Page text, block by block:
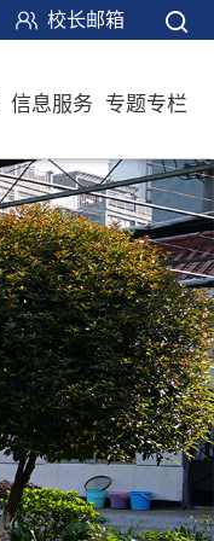
校长邮箱
信息服务 专题专栏